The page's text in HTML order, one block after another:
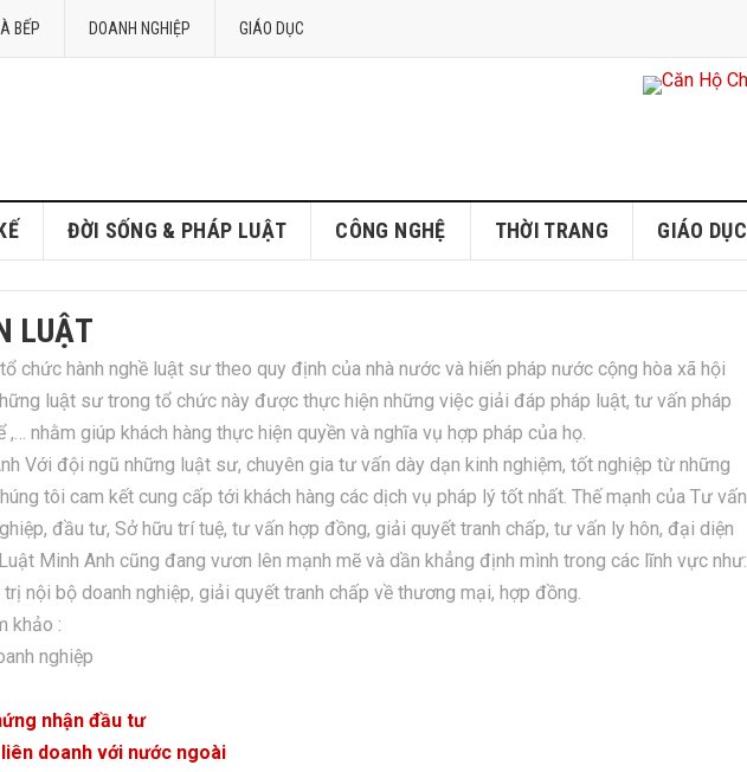
BẾP DOANH NGHIỆP GIÁO DỤC
ĐỜI SỐNG & PHÁP LUẬT CÔNG NGHỆ THỜI TRANG GIÁO DỤC
LUẬT
chức hành nghề luật sư theo quy định của nhà nước và hiến pháp nước cộng hòa xã hội
luật sư trong tổ chức này được thực hiện những việc giải đáp pháp luật, tư vấn pháp
nhằm giúp khách hàng thực hiện quyền và nghĩa vụ hợp pháp của họ.
Với đội ngũ những luật sư, chuyên gia tư vấn dày dạn kinh nghiệm, tốt nghiệp từ những
tôi cam kết cung cấp tới khách hàng các dịch vụ pháp lý tốt nhất. Thế mạnh của Tư vấn
đầu tư, Sở hữu trí tuệ, tư vấn hợp đồng, giải quyết tranh chấp, tư vấn ly hôn, đại diện
Minh Anh cũng đang vươn lên mạnh mẽ và dần khẳng định mình trong các lĩnh vực như:
nội bộ doanh nghiệp, giải quyết tranh chấp về thương mại, hợp đồng.
khảo :
nghiệp
nhận đầu tư
doanh với nước ngoài